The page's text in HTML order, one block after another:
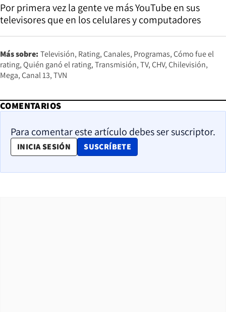
Por primera vez la gente ve más YouTube en sus
televisores que en los celulares y computadores
Más sobre: Televisión Rating Canales Programas Cómo fue el
rating Quién ganó el rating Transmisión TV CHV Chilevisión
Mega Canal 13 TVN
COMENTARIOS
Para comentar este artículo debes ser suscriptor.
INICIA SESIÓN SUSCRÍBETE
OPENS IN NEW WINDOW